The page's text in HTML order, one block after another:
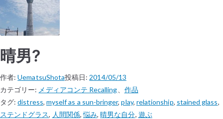
晴男?
作者:UematsuShota投稿日: 2014/05/13
カテゴリー: メディアコンテ Recalling
作品
タグ:distress, myself as a sun-bringer,play, relationship, stained glass,
ステンドグラス, 人間関係,悩み,晴男な自分, 遊ぶ